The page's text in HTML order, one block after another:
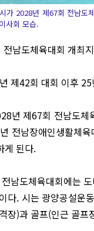
가 2028년 제67회 전남도
사회 모습.
남도체육대회 개최
제42회 대회 이후
년 제67회 전남도
전남장애인생활체
게 된다.
남도체육대회에는
다. 시는 광양공설운
장)과 골프(인근 골